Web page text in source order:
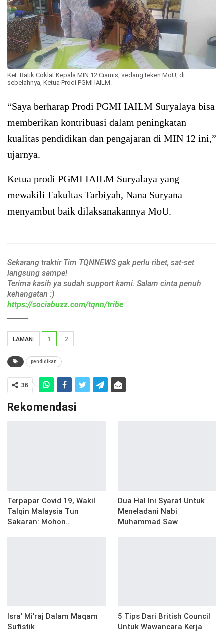
Ket: Batik Coklat Kepala MIN 12 Ciamis, sedang teken MoU, di
sebelahnya, Ketua Prodi PGMI IAILM.
“Saya berharap Prodi PGMI IAILM Suryalaya bisa
memberikan kontribuasi dalam peningkatan
kualitas pendidikan dan pengajaran di MIN 12 ini,”
ujarnya.
Ketua prodi PGMI IAILM Suryalaya yang
mewakili Fakultas Tarbiyah, Nana Suryana
menyambut baik dilaksanakannya MoU.
Sekarang traktir Tim TQNNEWS gak perlu ribet, sat-set
langsung sampe!
Terima kasih ya sudah support kami. Salam cinta penuh
kehangatan :)
https://sociabuzz.com/tqnn/tribe
LAMAN: 1 2
pendidikan
36
Rekomendasi
Terpapar Covid 19, Wakil
Talqin Malaysia Tun
Sakaran: Mohon…
Dua Hal Ini Syarat Untuk
Meneladani Nabi
Muhammad Saw
Isra’ Mi’raj Dalam Maqam
Sufistik
5 Tips Dari British Council
Untuk Wawancara Kerja